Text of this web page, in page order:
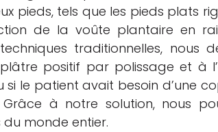
pieds, tels que les pieds plats
de la voûte plantaire en
traditionnelles, nous
positif par polissage et à
le patient avait besoin d’une
à notre solution, nous
monde entier.